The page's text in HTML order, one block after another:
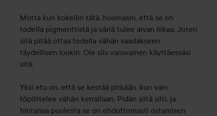
Mutta kun kokeilin tätä, huomasin, että se on
todella pigmenttistä ja väriä tulee aivan liikaa. Joten
sitä pitää ottaa todella vähän saadakseen
täydellisen lookin. Ole siis varovainen käyttäessäsi
sitä.
Yksi etu on, että se kestää pitkään, kun vain
töpöttelee vähän kerrallaan. Pidän siitä silti, ja
hintansa puolesta se on ehdottomasti ostamisen